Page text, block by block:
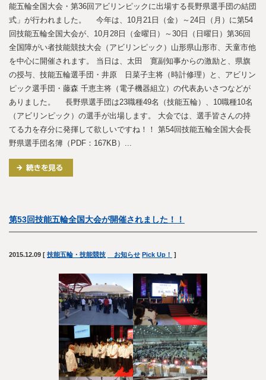
能五輪全国大会・第36回アビリンピックに出場する長野県選手団の結団
式」が行われました。 今年は、10月21日（金）～24日（月）に第54
回技能五輪全国大会が、10月28日（金曜日）～30日（日曜日）第36回
全国障がい者技能競技大会（アビリンピック）山形県山形市、天童市他
を中心に開催されます。 当日は、太田 寛副知事からの激励と、県旗
の授与、技能五輪選手団・井原 日菜子主将（時計修理）と、アビリン
ピック選手団・藤森 千恵主将（電子機器組立）の代表あいさつなどが
ありました。 長野県選手団は23職種49名（技能五輪）、10職種10名
（アビリンピック）の選手が出場します。 大会では、選手皆さんの持
てる力を存分に発揮して欲しいですね！！ 第54回技能五輪全国大会長
野県選手団名簿（PDF：167KB）...
第53回技能五輪全国大会が開催されました！！
2015.12.09 [ 技能五輪・技能競技 お知らせ Pick Up！ ]